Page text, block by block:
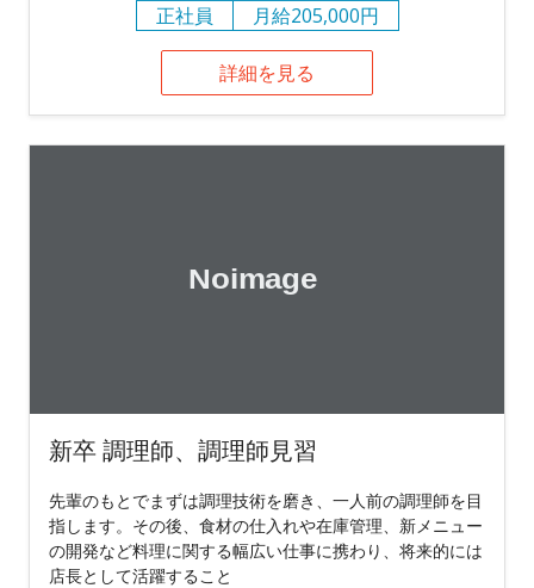
正社員
月給205,000円
詳細を見る
新卒 調理師、調理師見習
先輩のもとでまずは調理技術を磨き、一人前の調理師を目
指します。その後、食材の仕入れや在庫管理、新メニュー
の開発など料理に関する幅広い仕事に携わり、将来的には
店長として活躍すること